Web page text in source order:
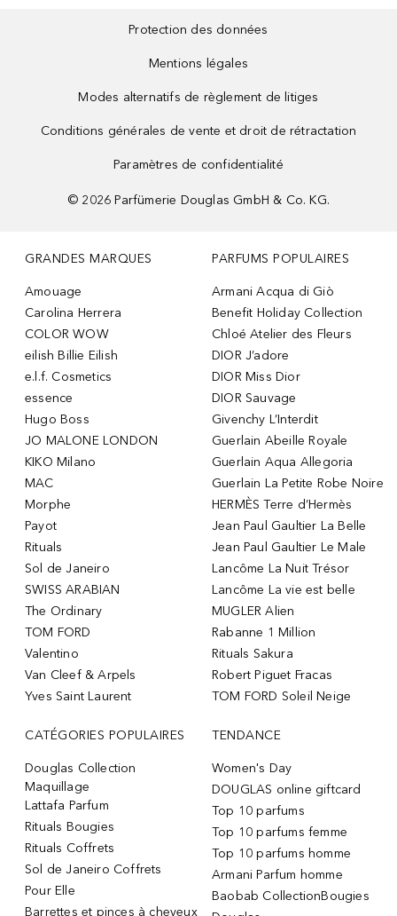
Protection des données
Mentions légales
Modes alternatifs de règlement de litiges
Conditions générales de vente et droit de rétractation
Paramètres de confidentialité
© 2026 Parfümerie Douglas GmbH & Co. KG.
GRANDES MARQUES
Amouage
Carolina Herrera
COLOR WOW
eilish Billie Eilish
e.l.f. Cosmetics
essence
Hugo Boss
JO MALONE LONDON
KIKO Milano
MAC
Morphe
Payot
Rituals
Sol de Janeiro
SWISS ARABIAN
The Ordinary
TOM FORD
Valentino
Van Cleef & Arpels
Yves Saint Laurent
PARFUMS POPULAIRES
Armani Acqua di Giò
Benefit Holiday Collection
Chloé Atelier des Fleurs
DIOR J’adore
DIOR Miss Dior
DIOR Sauvage
Givenchy L’Interdit
Guerlain Abeille Royale
Guerlain Aqua Allegoria
Guerlain La Petite Robe Noire
HERMÈS Terre d’Hermès
Jean Paul Gaultier La Belle
Jean Paul Gaultier Le Male
Lancôme La Nuit Trésor
Lancôme La vie est belle
MUGLER Alien
Rabanne 1 Million
Rituals Sakura
Robert Piguet Fracas
TOM FORD Soleil Neige
CATÉGORIES POPULAIRES
Douglas Collection
Maquillage
Lattafa Parfum
Rituals Bougies
Rituals Coffrets
Sol de Janeiro Coffrets
Pour Elle
Barrettes et pinces à cheveux
TENDANCE
Women's Day
DOUGLAS online giftcard
Top 10 parfums
Top 10 parfums femme
Top 10 parfums homme
Armani Parfum homme
Baobab CollectionBougies